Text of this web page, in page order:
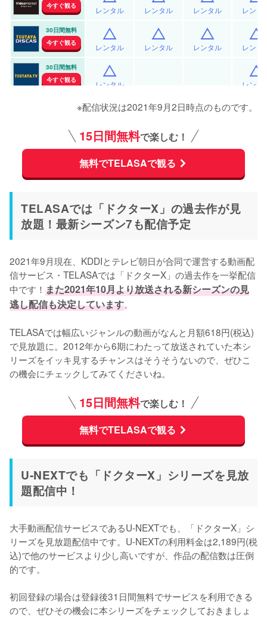
今すぐ観る
レンタル レンタル レンタル レンタ
30日間無料
今すぐ観る
レンタル レンタル レンタル レンタ
30日間無料
今すぐ観る
レンタル レンタ
※配信状況は2021年9月2日時点のものです。
15日間無料で楽しむ！
無料でTELASAで観る
TELASAでは「ドクターX」の過去作が見
放題！最新シーズン7も配信予定
2021年9月現在、KDDIとテレビ朝日が合同で運営する動画配
信サービス・TELASAでは「ドクターX」の過去作を一挙配信
中です！ また2021年10月より放送される新シーズンの見
逃し配信も決定しています。
TELASAでは幅広いジャンルの動画がなんと月額618円(税込)
で見放題に。2012年から6期にわたって放送されていた本シ
リーズをイッキ見するチャンスはそうそうないので、ぜひこ
の機会にチェックしてみてくださいね。
15日間無料で楽しむ！
無料でTELASAで観る
U-NEXTでも「ドクターX」シリーズを見放
題配信中！
大手動画配信サービスであるU-NEXTでも、「ドクターX」シ
リーズを見放題配信中です。U-NEXTの利用料金は2,189円(税
込)で他のサービスより少し高いですが、作品の配信数は圧倒
的です。
初回登録の場合は登録後31日間無料でサービスを利用できる
ので、ぜひその機会に本シリーズをチェックしておきましょ